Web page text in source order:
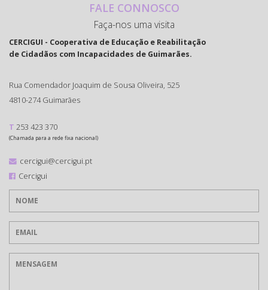
FALE CONNOSCO
Faça-nos uma visita
CERCIGUI - Cooperativa de Educação e Reabilitação
de Cidadãos com Incapacidades de Guimarães.
Rua Comendador Joaquim de Sousa Oliveira, 525
4810-274 Guimarães
T 253 423 370
(Chamada para a rede fixa nacional)
cercigui@cercigui.pt
Cercigui